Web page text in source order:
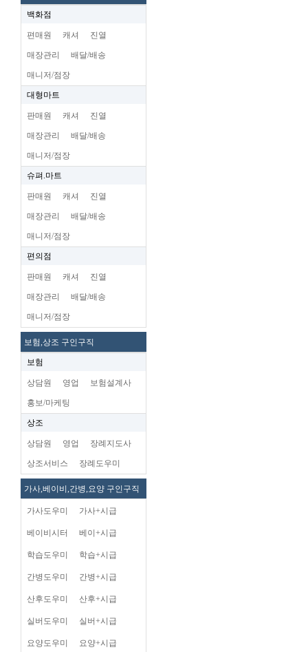
백화점
편매원 캐셔 진열
매장관리 배달/배송
매니저/점장
대형마트
판매원 캐셔 진열
매장관리 배달/배송
매니저/점장
슈펴.마트
판매원 캐셔 진열
매장관리 배달/배송
매니저/점장
편의점
판매원 캐셔 진열
매장관리 배달/배송
매니저/점장
보험,상조 구인구직
보험
상담원 영업 보험설계사
홍보/마케팅
상조
상담원 영업 장례지도사
상조서비스 장례도우미
가사,베이비,간병,요양 구인구직
가사도우미 가사+시급
베이비시터 베이+시급
학습도우미 학습+시급
간병도우미 간병+시급
산후도우미 산후+시급
실버도우미 실버+시급
요양도우미 요양+시급